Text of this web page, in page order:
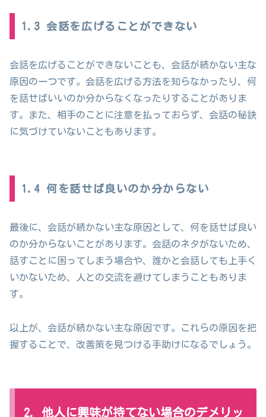
1.3 会話を広げることができない
会話を広げることができないことも、会話が続かない主な
原因の一つです。会話を広げる方法を知らなかったり、何
を話せばいいのか分からなくなったりすることがありま
す。また、相手のことに注意を払っておらず、会話の秘訣
に気づけていないこともあります。
1.4 何を話せば良いのか分からない
最後に、会話が続かない主な原因として、何を話せば良い
のか分からないことがあります。会話のネタがないため、
話すことに困ってしまう場合や、誰かと会話しても上手く
いかないため、人との交流を避けてしまうこともありま
す。
以上が、会話が続かない主な原因です。これらの原因を把
握することで、改善策を見つける手助けになるでしょう。
2. 他人に興味が持てない場合のデメリッ